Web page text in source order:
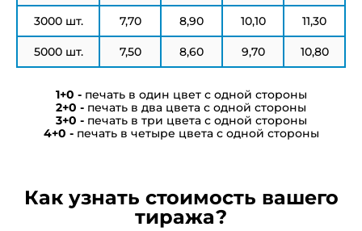
3000 шт. 7,70 8,90 10,10 11,30
5000 шт. 7,50 8,60 9,70 10,80
печать в один цвет с одной стороны
печать в два цвета с одной стороны
печать в три цвета с одной стороны
печать в четыре цвета с одной стороны
Как узнать стоимость вашего
тиража?